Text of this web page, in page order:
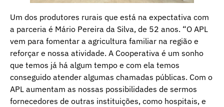
Um dos produtores rurais que está na expectativa com
a parceria é Mário Pereira da Silva, de 52 anos. “O APL
vem para fomentar a agricultura familiar na região e
reforçar e nossa atividade. A Cooperativa é um sonho
que temos já há algum tempo e com ela temos
conseguido atender algumas chamadas públicas. Com o
APL aumentam as nossas possibilidades de sermos
fornecedores de outras instituições, como hospitais, e